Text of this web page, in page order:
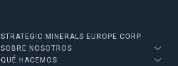
STRATEGIC MINERALS EUROPE CORP.
SOBRE NOSOTROS
QUÉ HACEMOS